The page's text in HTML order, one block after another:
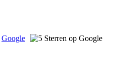
Google